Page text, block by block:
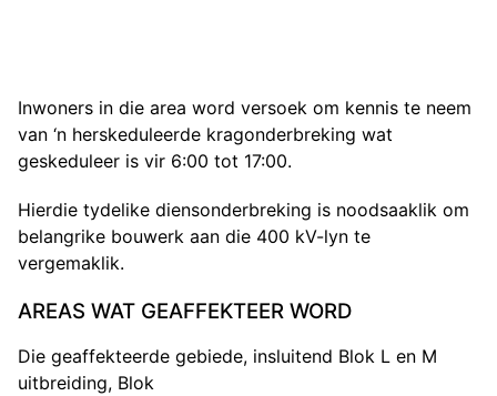
Inwoners in die area word versoek om kennis te neem
van ‘n herskeduleerde kragonderbreking wat
geskeduleer is vir 6:00 tot 17:00.
Hierdie tydelike diensonderbreking is noodsaaklik om
belangrike bouwerk aan die 400 kV-lyn te
vergemaklik.
AREAS WAT GEAFFEKTEER WORD
Die geaffekteerde gebiede, insluitend Blok L en M
uitbreiding, Blok